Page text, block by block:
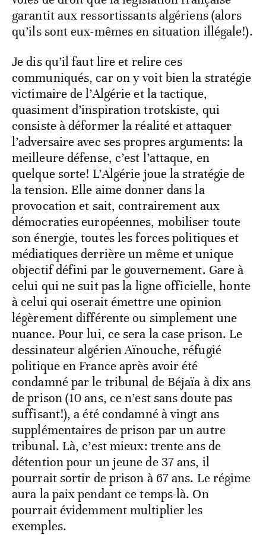
garantit aux ressortissants algériens (alors
qu’ils sont eux-mêmes en situation illégale!).
Je dis qu’il faut lire et relire ces
communiqués, car on y voit bien la stratégie
victimaire de l’Algérie et la tactique,
quasiment d’inspiration trotskiste, qui
consiste à déformer la réalité et attaquer
l’adversaire avec ses propres arguments: la
meilleure défense, c’est l’attaque, en
quelque sorte! L’Algérie joue la stratégie de
la tension. Elle aime donner dans la
provocation et sait, contrairement aux
démocraties européennes, mobiliser toute
son énergie, toutes les forces politiques et
médiatiques derrière un même et unique
objectif défini par le gouvernement. Gare à
celui qui ne suit pas la ligne officielle, honte
à celui qui oserait émettre une opinion
légèrement différente ou simplement une
nuance. Pour lui, ce sera la case prison. Le
dessinateur algérien Aïnouche, réfugié
politique en France après avoir été
condamné par le tribunal de Béjaïa à dix ans
de prison (10 ans, ce n’est sans doute pas
suffisant!), a été condamné à vingt ans
supplémentaires de prison par un autre
tribunal. Là, c’est mieux: trente ans de
détention pour un jeune de 37 ans, il
pourrait sortir de prison à 67 ans. Le régime
aura la paix pendant ce temps-là. On
pourrait évidemment multiplier les
exemples.